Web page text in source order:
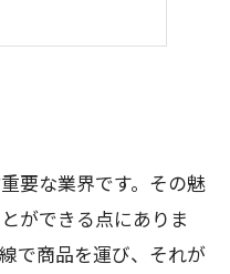
要な業界です。その魅
ができる点にありま
で商品を運び、それが